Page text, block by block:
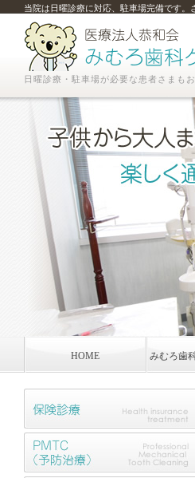
当院は日曜診療に対応、駐車場完備です
日曜診療・駐車場が必要な患者さまも
HOME みむろ歯